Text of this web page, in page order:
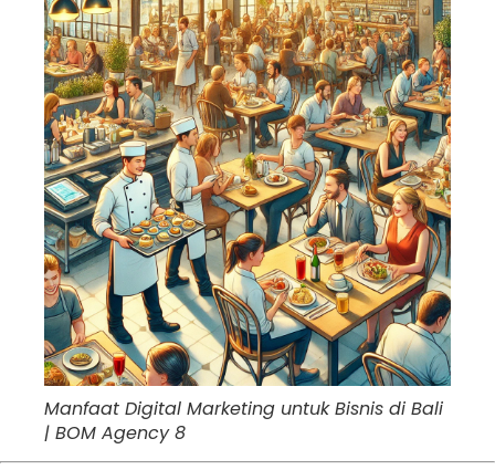
Manfaat Digital Marketing untuk Bisnis di Bali
| BOM Agency 8